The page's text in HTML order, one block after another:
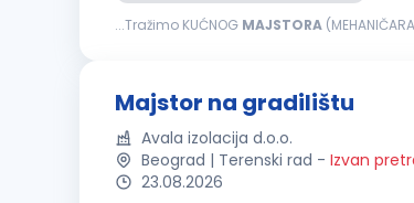
...Tražimo KUĆNOG MAJSTORA
Majstor na gradilištu
Avala izolacija d.o.o.
Beograd | Terenski rad - Izvan
23.08.2026